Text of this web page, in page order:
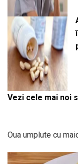
Vezi cele mai noi
Oua umplute cu